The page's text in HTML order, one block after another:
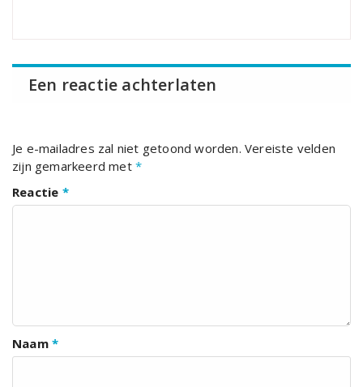
Een reactie achterlaten
Je e-mailadres zal niet getoond worden. Vereiste velden
zijn gemarkeerd met *
Reactie *
Naam *